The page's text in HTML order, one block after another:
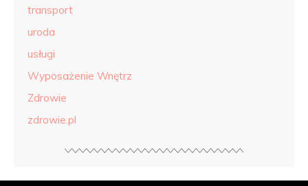
transport
uroda
usługi
Wyposażenie Wnętrz
Zdrowie
zdrowie.pl